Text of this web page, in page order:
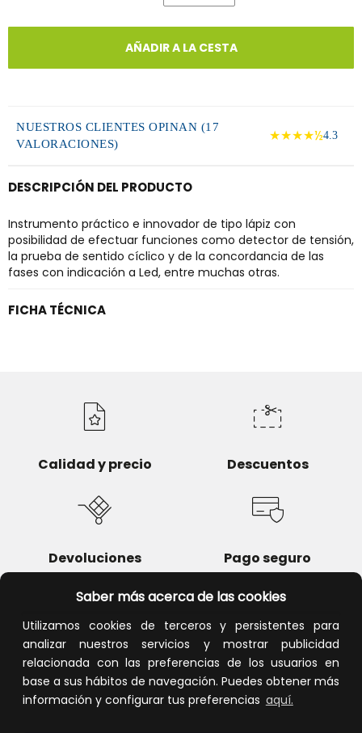
Saber más acerca de las cookies
Utilizamos cookies de terceros y persistentes para
analizar nuestros servicios y mostrar publicidad
relacionada con las preferencias de los usuarios en
base a sus hábitos de navegación. Puedes obtener más
información y configurar tus preferencias aquí.
AÑADIR A LA CESTA
NUESTROS CLIENTES OPINAN (17
VALORACIONES)
★★★★½4.3
DESCRIPCIÓN DEL PRODUCTO
Instrumento práctico e innovador de tipo lápiz con
posibilidad de efectuar funciones como detector de tensión,
la prueba de sentido cíclico y de la concordancia de las
fases con indicación a Led, entre muchas otras.
FICHA TÉCNICA
Calidad y precio Descuentos
Devoluciones Pago seguro
Atención al cliente